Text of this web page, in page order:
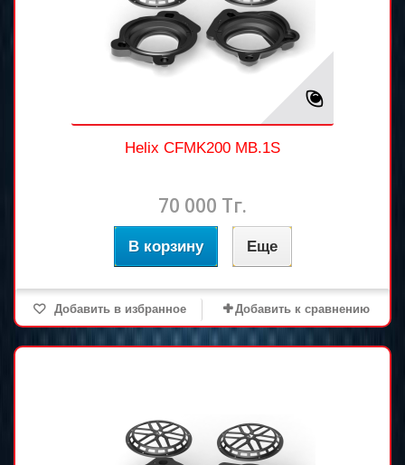
Helix CFMK200 MB.1S
70 000 Тг.
В корзину Еще
Добавить в избранное Добавить к сравнению